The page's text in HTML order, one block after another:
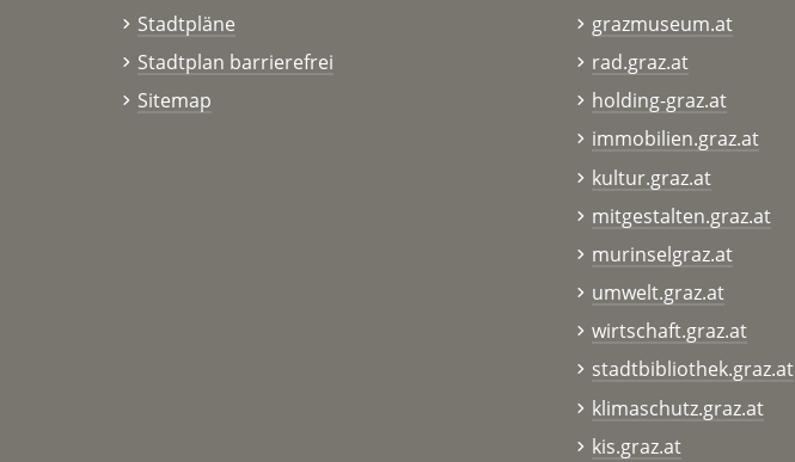
Stadtpläne
Stadtplan barrierefrei
Sitemap
grazmuseum.at
rad.graz.at
holding-graz.at
immobilien.graz.at
kultur.graz.at
mitgestalten.graz.at
murinselgraz.at
umwelt.graz.at
wirtschaft.graz.at
stadtbibliothek.graz.at
klimaschutz.graz.at
kis.graz.at